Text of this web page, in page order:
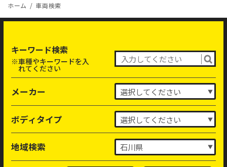
ホーム 車両検索
キーワード検索
※車種やキーワードを入
れてください
メーカー
ボディタイプ
地域検索